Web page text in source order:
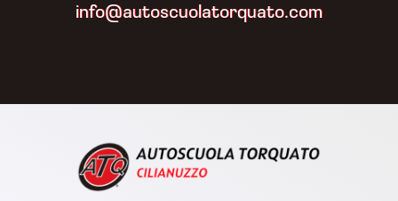
info@autoscuolatorquato.com